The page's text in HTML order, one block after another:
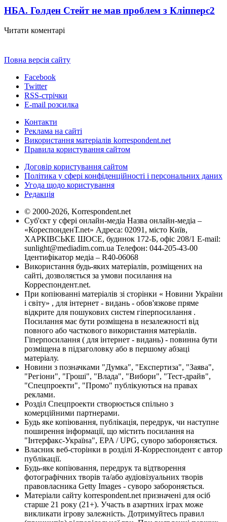
НБА. Голден Стейт не мав проблем з Кліпперс2
Читати коментарі
Повна версія сайту
Facebook
Twitter
RSS-стрічки
E-mail розсилка
Контакти
Реклама на сайті
Використання матеріалів korrespondent.net
Правила користування сайтом
Договір користування сайтом
Політика у сфері конфіденційності і персональних даних
Угода щодо користування
Редакція
© 2000-2026, Korrespondent.net
Суб'єкт у сфері онлайн-медіа Назва онлайн-медіа –
«КореспонденТ.net» Адреса: 02091, місто Київ,
ХАРКІВСЬКЕ ШОСЕ, будинок 172-Б, офіс 208/1 E-mail:
sunlight@mediadim.com.ua Телефон: 044-205-43-00
Ідентифікатор медіа – R40-06068
Використання будь-яких матеріалів, розміщених на
сайті, дозволяється за умови посилання на
Корреспондент.net.
При копіюванні матеріалів зі сторінки « Новини України
і світу» , для інтернет - видань - обов'язкове пряме
відкрите для пошукових систем гіперпосилання .
Посилання має бути розміщена в незалежності від
повного або часткового використання матеріалів.
Гіперпосилання ( для інтернет - видань) - повинна бути
розміщена в підзаголовку або в першому абзаці
матеріалу.
Новини з позначками "Думка", "Експертиза", "Заява",
"Регіони", "Гроші", "Влада", "Вибори", "Тест-драйв",
"Спецпроекти", "Промо" публікуються на правах
реклами.
Розділ Спецпроекти створюється спільно з
комерційними партнерами.
Будь яке копіювання, публікація, передрук, чи наступне
поширення інформації, що містить посилання на
"Інтерфакс-Україна", EPA / UPG, суворо забороняється.
Власник веб-сторінки в розділі Я-Корреспондент є автор
публікації.
Будь-яке копіювання, передрук та відтворення
фотографічних творів та/або аудіовізуальних творів
правовласника Getty Images - суворо забороняється.
Матеріали сайту korrespondent.net призначені для осіб
старше 21 року (21+). Участь в азартних іграх може
викликати ігрову залежність. Дотримуйтесь правил